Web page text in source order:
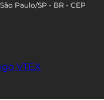
Paulo/SP - BR - CEP